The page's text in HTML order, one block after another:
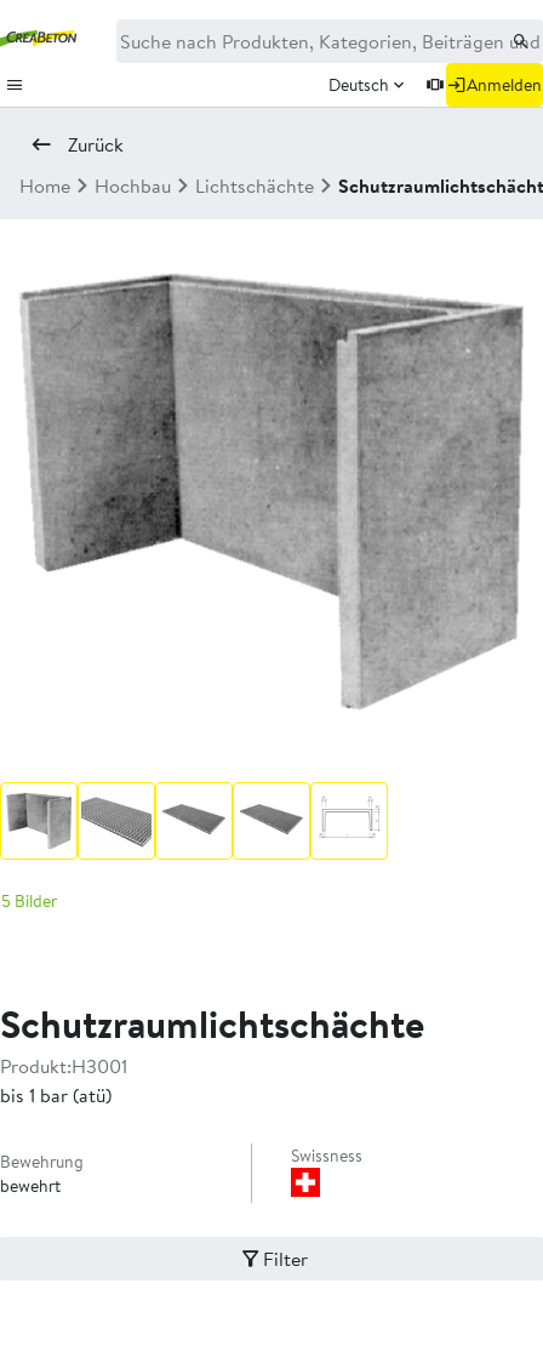
Deutsch Anmelden
Zurück
Home
Hochbau Lichtschächte
5 Bilder
Schutzraumlichtschächte
Produkt:H3001
bis 1 bar (atü)
Bewehrung
bewehrt
Swissness
Filter